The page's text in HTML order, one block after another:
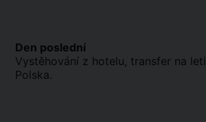
Den poslední
Vystěhování z hotelu, transfer na
Polska.